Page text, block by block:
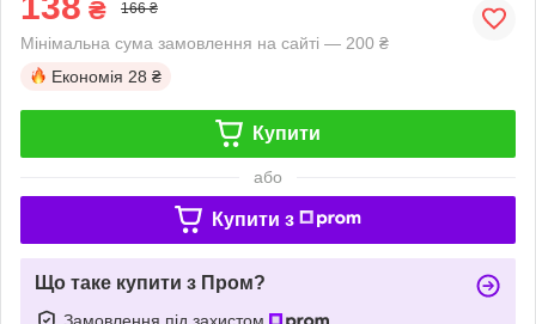
₴ 166 ₴
Мінімальна сума замовлення на сайті — 200 ₴
Економія 28 ₴
Купити
або
Купити з
Що таке купити з Пром?
Замовлення під захистом